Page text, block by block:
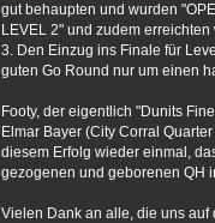
gut behaupten und wurden
LEVEL 2" und zudem
3. Den Einzug ins Finale für
guten Go Round nur um einen
Footy, der eigentlich "Dunits
Elmar Bayer (City Corral
diesem Erfolg wieder einmal,
gezogenen und geborenen QH
Vielen Dank an alle, die uns auf